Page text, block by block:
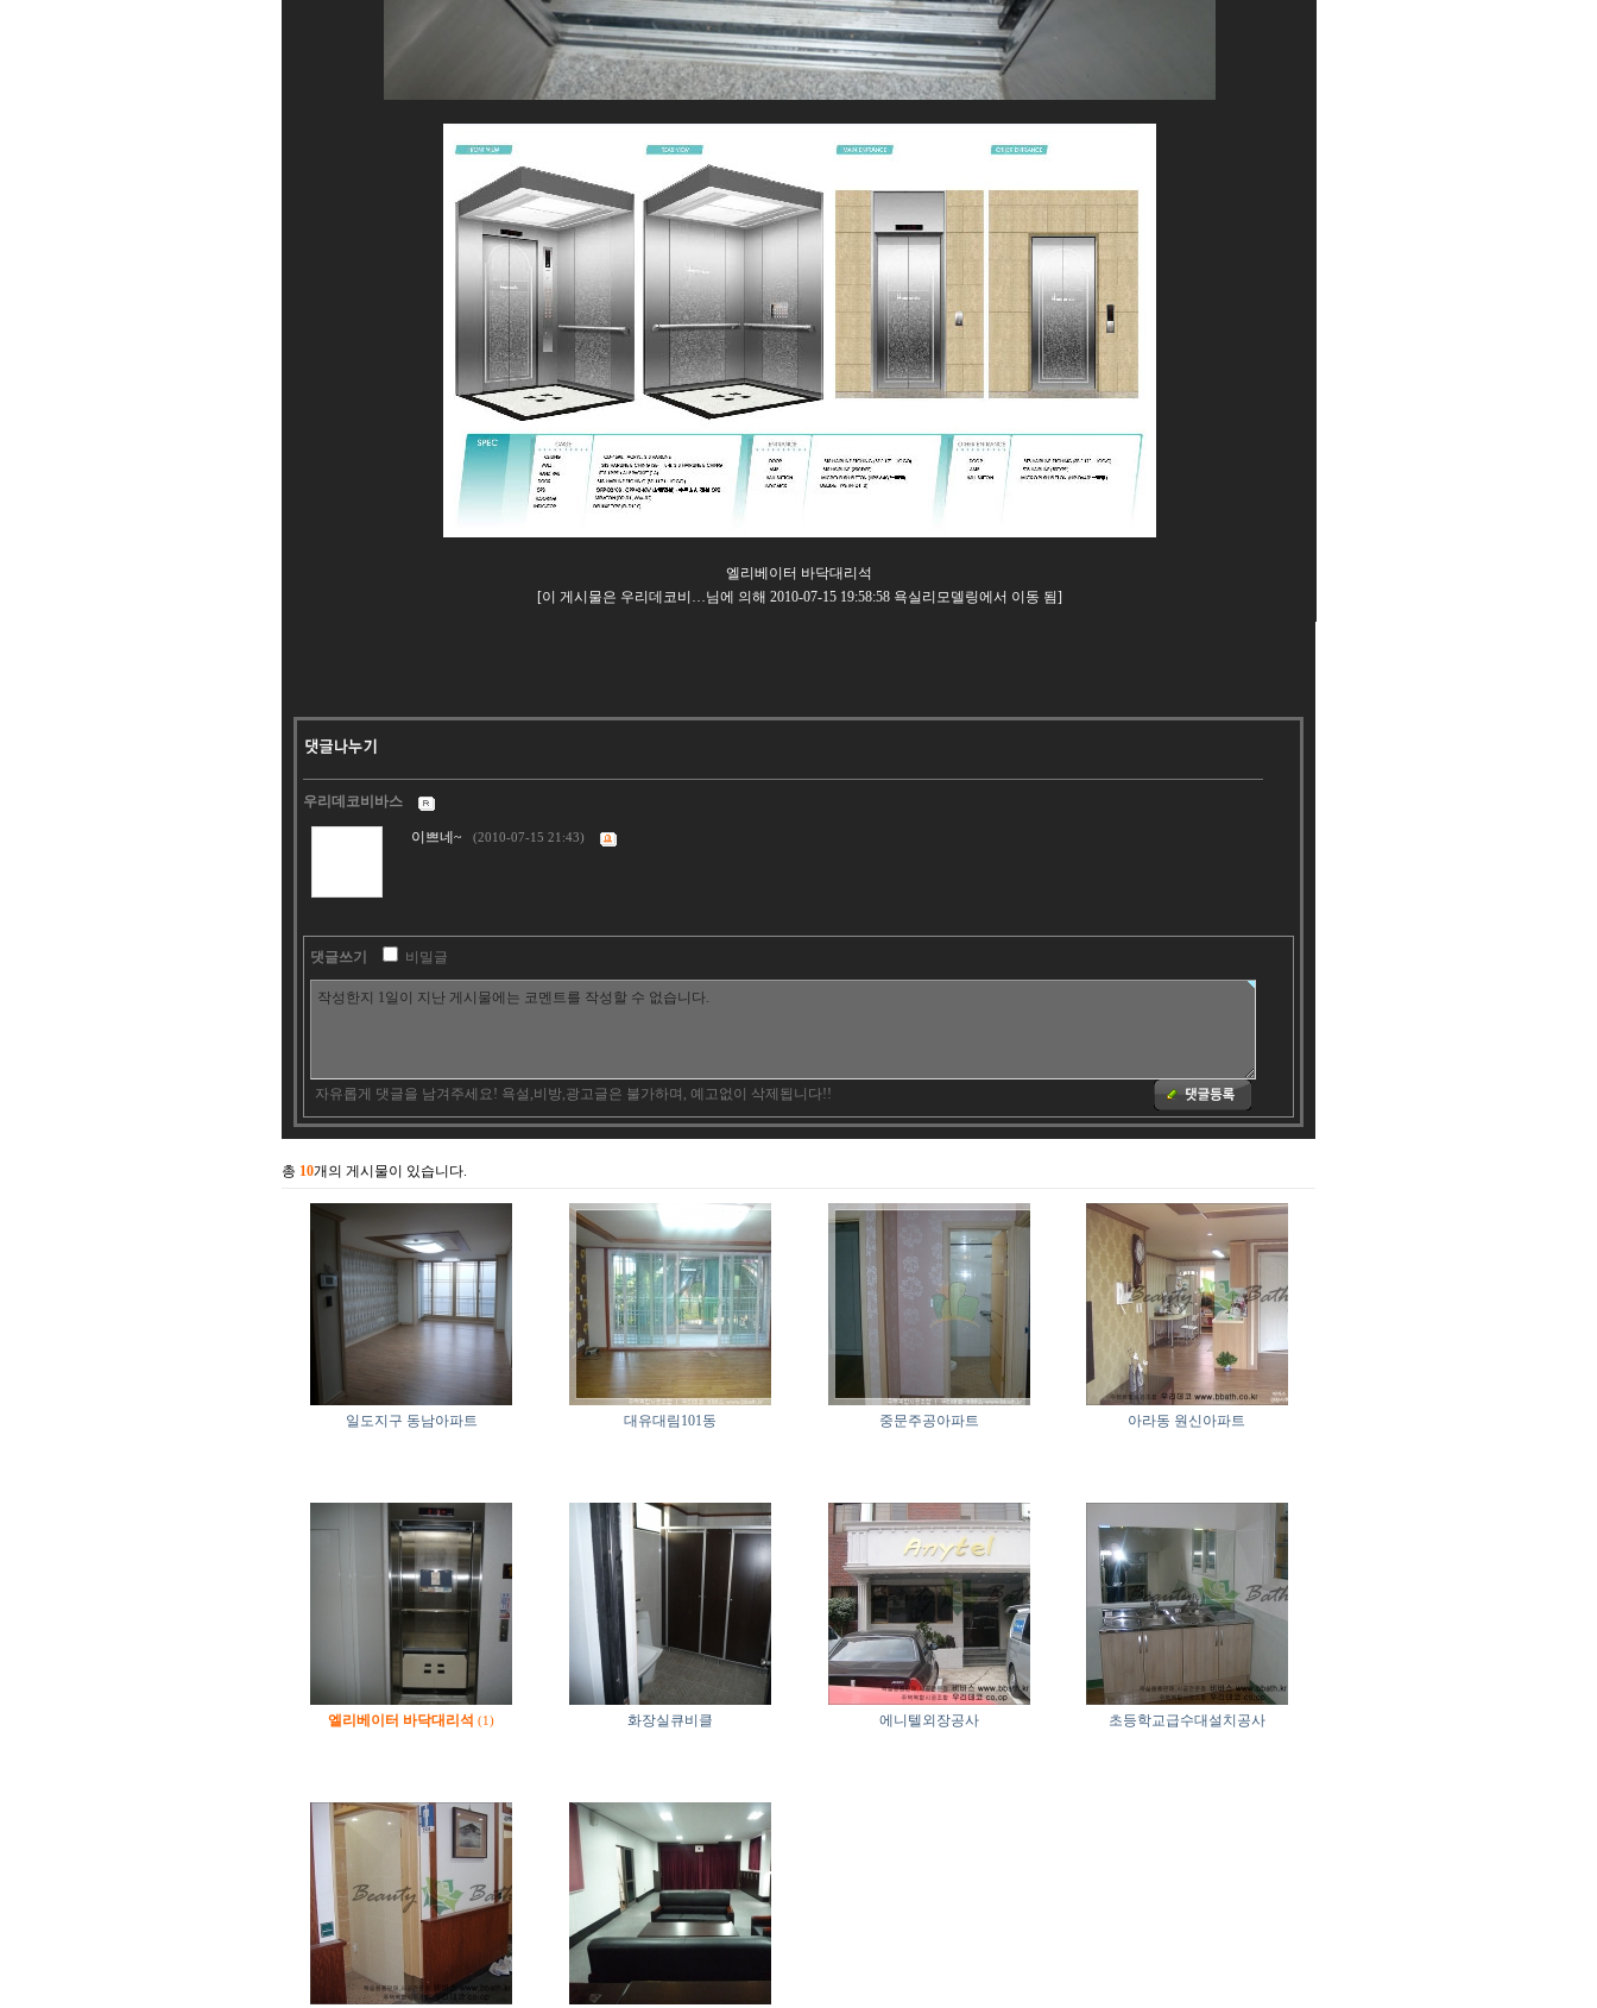
엘리베이터 바닥대리석
[이 게시물은 우리데코비…님에 의해 2010-07-15 19:58:58 욕실리모델링에서 이동 됨]
우리데코비바스
이쁘네~ (2010-07-15 21:43)
댓글쓰기 비밀글
자유롭게 댓글을 남겨주세요! 욕설,비방,광고글은 불가하며, 예고없이 삭제됩니다!!
총 10개의 게시물이 있습니다.
일도지구 동남아파트 대유대림101동 중문주공아파트 아라동 원신아파트
엘리베이터 바닥대리석 (1) 화장실큐비클 에니텔외장공사 초등학교급수대설치공사